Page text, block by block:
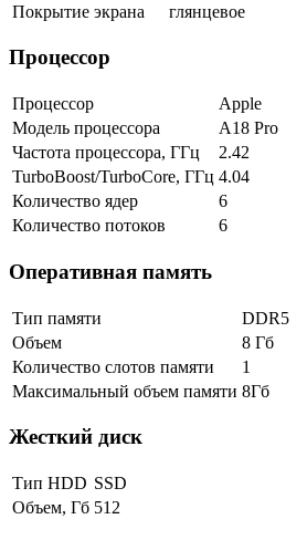
Покрытие экрана
глянцевое
Процессор
Процессор
Apple
Модель процессора
A18 Pro
Частота процессора, ГГц
2.42
TurboBoost/TurboCore, ГГц 4.04
Количество ядер
6
Количество потоков
6
Оперативная память
Тип памяти
DDR5
Объем
8 Гб
Количество слотов памяти
1
Максимальный объем памяти 8Гб
Жесткий диск
Тип HDD SSD
Объем, Гб 512